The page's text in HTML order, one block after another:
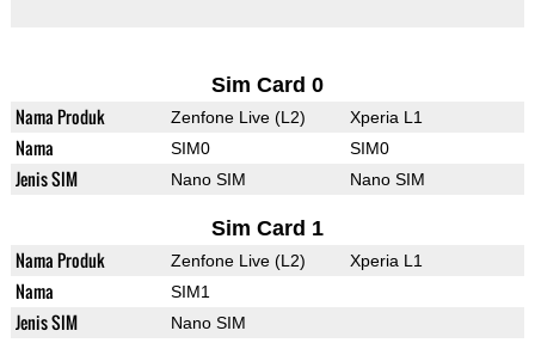
Sim Card 0
Nama Produk Zenfone Live (L2) Xperia L1
Nama SIM0 SIM0
Jenis SIM Nano SIM Nano SIM
Sim Card 1
Nama Produk Zenfone Live (L2) Xperia L1
Nama SIM1
Jenis SIM Nano SIM